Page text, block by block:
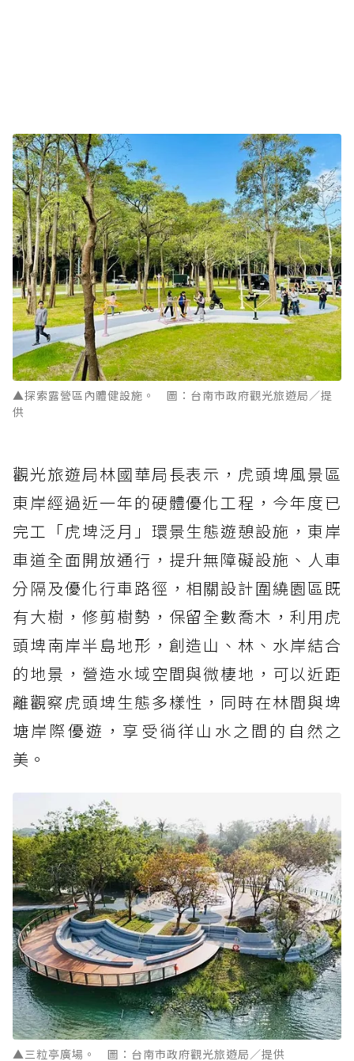
▲探索露營區內體健設施。 圖：台南市政府觀光旅遊局／提
供
觀光旅遊局林國華局長表示，虎頭埤風景區
東岸經過近一年的硬體優化工程，今年度已
完工「虎埤泛月」環景生態遊憩設施，東岸
車道全面開放通行，提升無障礙設施、人車
分隔及優化行車路徑，相關設計圍繞園區既
有大樹，修剪樹勢，保留全數喬木，利用虎
頭埤南岸半島地形，創造山、林、水岸結合
的地景，營造水域空間與微棲地，可以近距
離觀察虎頭埤生態多樣性，同時在林間與埤
塘岸際優遊，享受徜徉山水之間的自然之
美。
▲三粒亭廣場。 圖：台南市政府觀光旅遊局／提供